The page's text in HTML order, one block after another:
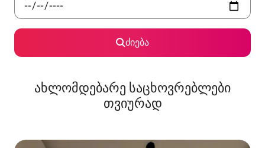
ძიება
ახლომდებარე საცხოვრებლები
თვიურად